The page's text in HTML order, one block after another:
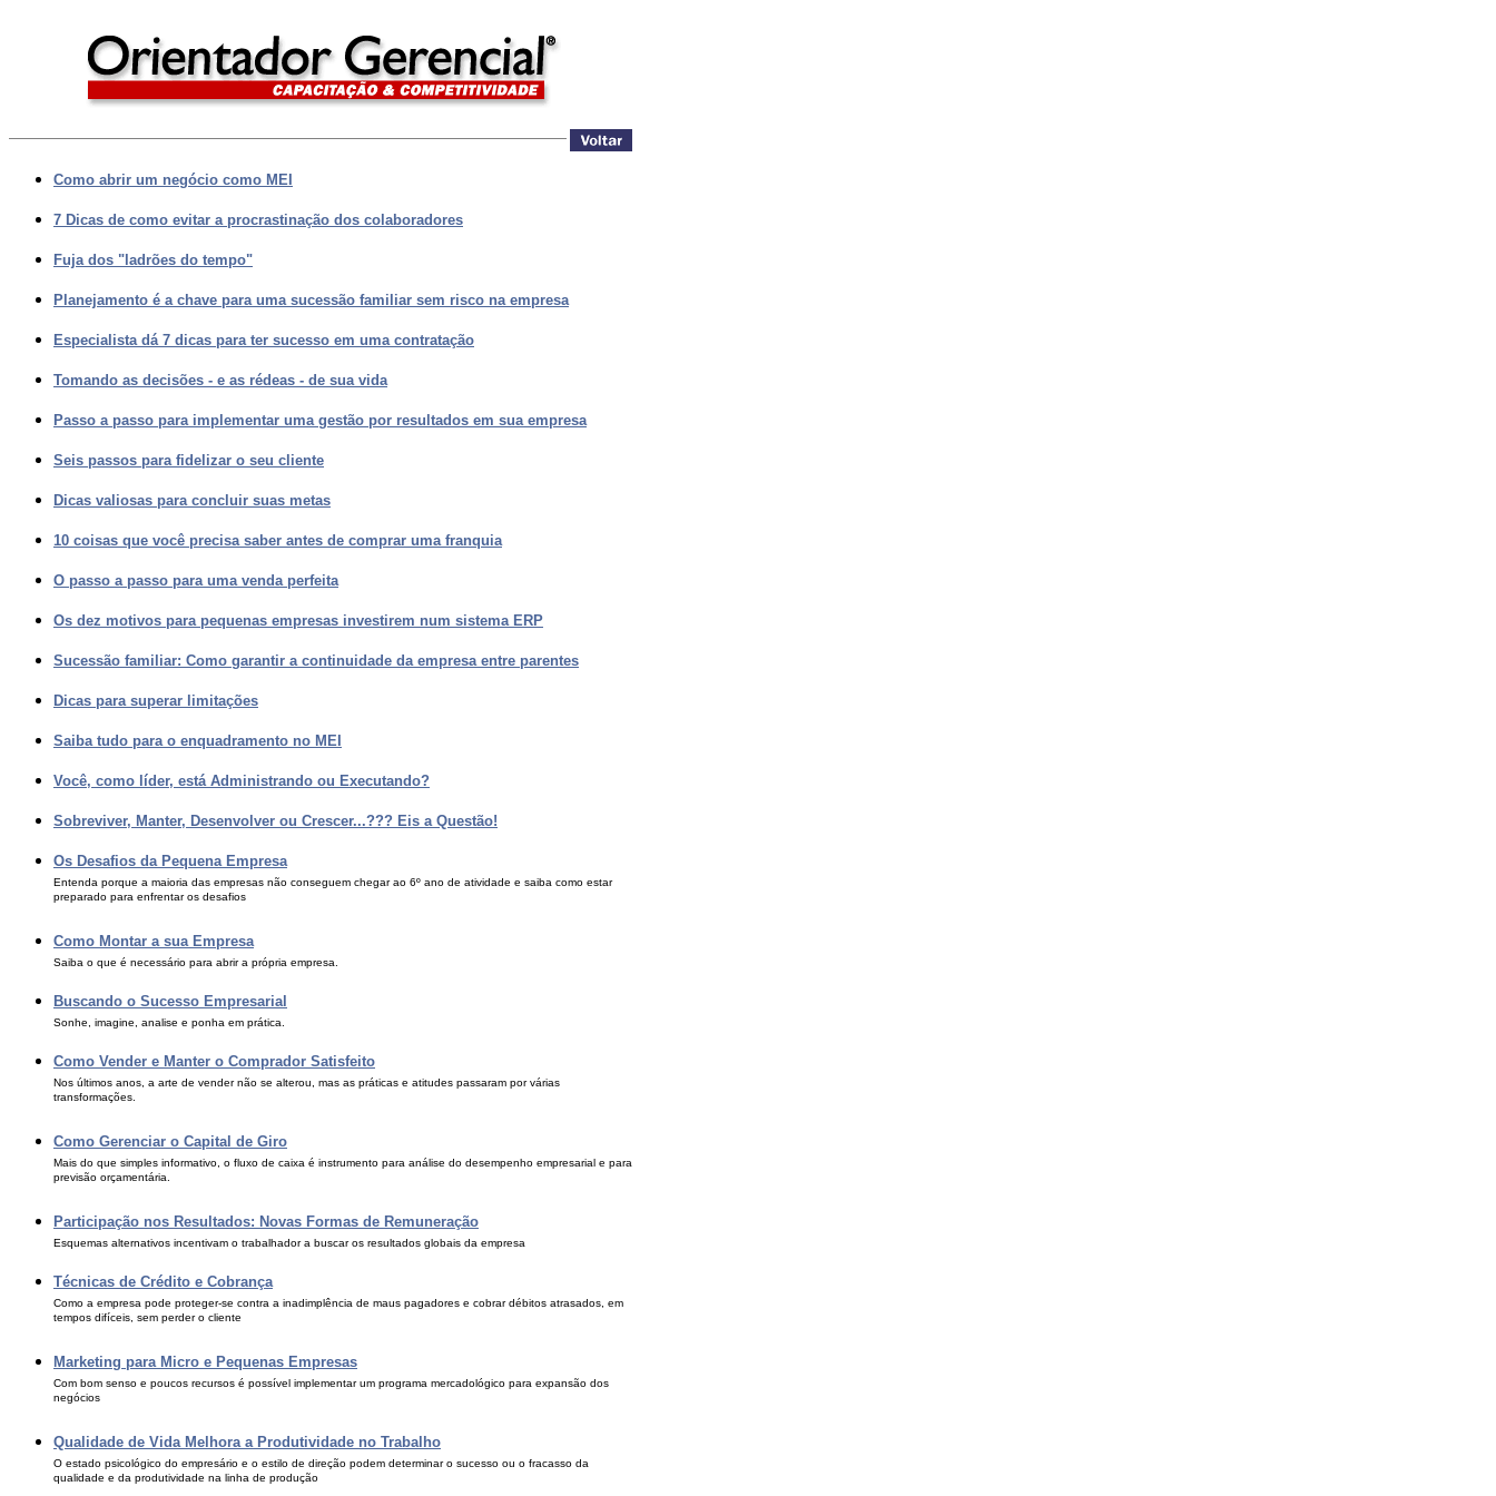
Como abrir um negócio como MEI
7 Dicas de como evitar a procrastinação dos colaboradores
Fuja dos "ladrões do tempo"
Planejamento é a chave para uma sucessão familiar sem risco na empresa
Especialista dá 7 dicas para ter sucesso em uma contratação
Tomando as decisões - e as rédeas - de sua vida
Passo a passo para implementar uma gestão por resultados em sua empresa
Seis passos para fidelizar o seu cliente
Dicas valiosas para concluir suas metas
10 coisas que você precisa saber antes de comprar uma franquia
O passo a passo para uma venda perfeita
Os dez motivos para pequenas empresas investirem num sistema ERP
Sucessão familiar: Como garantir a continuidade da empresa entre parentes
Dicas para superar limitações
Saiba tudo para o enquadramento no MEI
Você, como líder, está Administrando ou Executando?
Sobreviver, Manter, Desenvolver ou Crescer...??? Eis a Questão!
Os Desafios da Pequena Empresa
Entenda porque a maioria das empresas não conseguem chegar ao 6º ano de atividade e saiba como estar
preparado para enfrentar os desafios
Como Montar a sua Empresa
Saiba o que é necessário para abrir a própria empresa.
Buscando o Sucesso Empresarial
Sonhe, imagine, analise e ponha em prática.
Como Vender e Manter o Comprador Satisfeito
Nos últimos anos, a arte de vender não se alterou, mas as práticas e atitudes passaram por várias
transformações.
Como Gerenciar o Capital de Giro
Mais do que simples informativo, o fluxo de caixa é instrumento para análise do desempenho empresarial e para
previsão orçamentária.
Participação nos Resultados: Novas Formas de Remuneração
Esquemas alternativos incentivam o trabalhador a buscar os resultados globais da empresa
Técnicas de Crédito e Cobrança
Como a empresa pode proteger-se contra a inadimplência de maus pagadores e cobrar débitos atrasados, em
tempos difíceis, sem perder o cliente
Marketing para Micro e Pequenas Empresas
Com bom senso e poucos recursos é possível implementar um programa mercadológico para expansão dos
negócios
Qualidade de Vida Melhora a Produtividade no Trabalho
O estado psicológico do empresário e o estilo de direção podem determinar o sucesso ou o fracasso da
qualidade e da produtividade na linha de produção